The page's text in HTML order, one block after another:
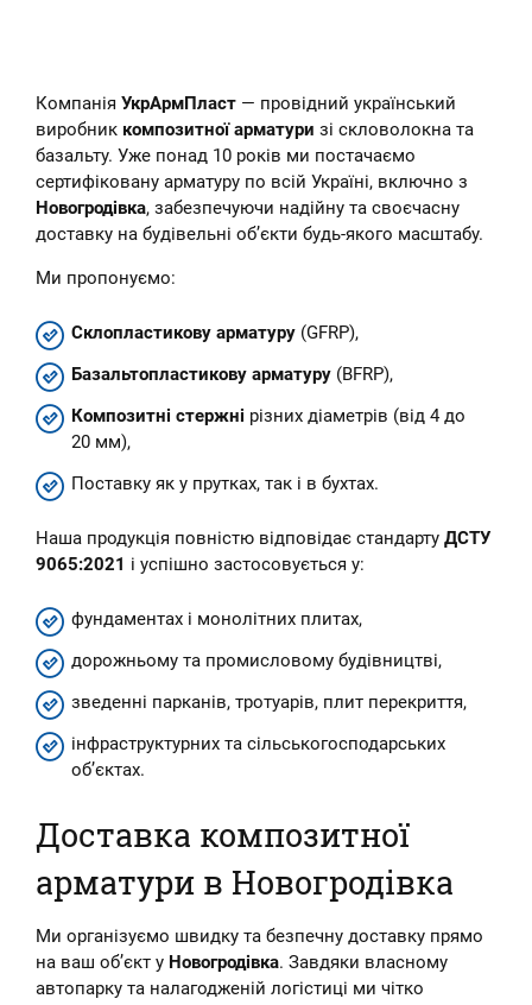
купити композитні кілочки для
рослин – овочів, кві...
Компанія УкрАрмПласт — провідний український
виробник композитної арматури зі скловолокна та
базальту. Уже понад 10 років ми постачаємо
сертифіковану арматуру по всій Україні, включно з
Новогродівка, забезпечуючи надійну та своєчасну
доставку на будівельні об’єкти будь-якого масштабу.
Ми пропонуємо:
Склопластикову арматуру (GFRP),
Базальтопластикову арматуру (BFRP),
Композитні стержні різних діаметрів (від 4 до
20 мм),
Поставку як у прутках, так і в бухтах.
Наша продукція повністю відповідає стандарту ДСТУ
9065:2021 і успішно застосовується у:
фундаментах і монолітних плитах,
дорожньому та промисловому будівництві,
зведенні парканів, тротуарів, плит перекриття,
інфраструктурних та сільськогосподарських
об’єктах.
Доставка композитної
арматури в Новогродівка
Ми організуємо швидку та безпечну доставку прямо
на ваш об’єкт у Новогродівка. Завдяки власному
автопарку та налагодженій логістиці ми чітко